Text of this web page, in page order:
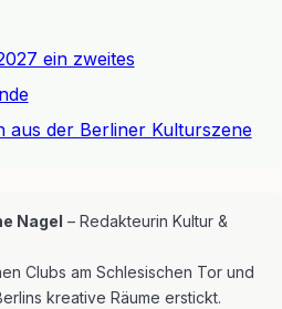
ein zweites
aus der Berliner Kulturszene
Nagel – Redakteurin Kultur &
Clubs am Schlesischen Tor und
kreative Räume erstickt.